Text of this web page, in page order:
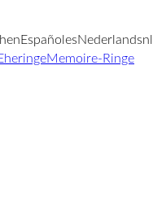
enEspañolesNederlandsnl
Memoire-Ringe